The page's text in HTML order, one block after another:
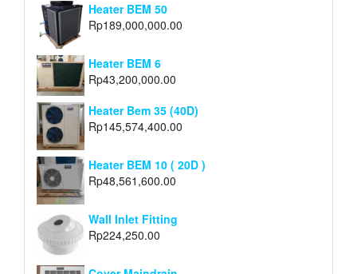
Heater BEM 50
Rp189,000,000.00
Heater BEM 6
Rp43,200,000.00
Heater Bem 35 (40D)
Rp145,574,400.00
Heater BEM 10 ( 20D )
Rp48,561,600.00
Wall Inlet Fitting
Rp224,250.00